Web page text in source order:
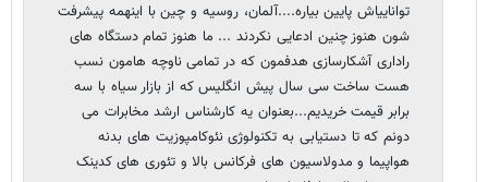
تواناییاش پایین بیاره....آلمان، روسیه و چین با اینهمه پیشرفت
شون هنوز چنین ادعایی نکردند ... ما هنوز تمام دستگاه های
راداری آشکارسازی هدفمون که در تمامی ناوچه هامون نسب
هست ساخت سی سال پیش انگلیس که از بازار سیاه با سه
برابر قیمت خریدیم...بعنوان یه کارشناس ارشد مخابرات می
دونم که تا دستیابی به تکنولوژی نئوکامپوزیت های بدنه
هواپیما و مدولاسیون های فرکانس بالا و تئوری های کدینک